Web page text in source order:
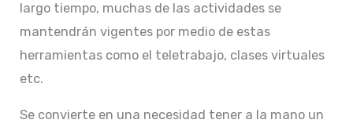
largo tiempo, muchas de las actividades se
mantendrán vigentes por medio de estas
herramientas como el teletrabajo, clases virtuales
etc.
Se convierte en una necesidad tener a la mano un